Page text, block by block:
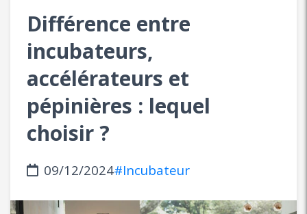
Différence entre
incubateurs,
accélérateurs et
pépinières : lequel
choisir ?
09/12/2024#Incubateur